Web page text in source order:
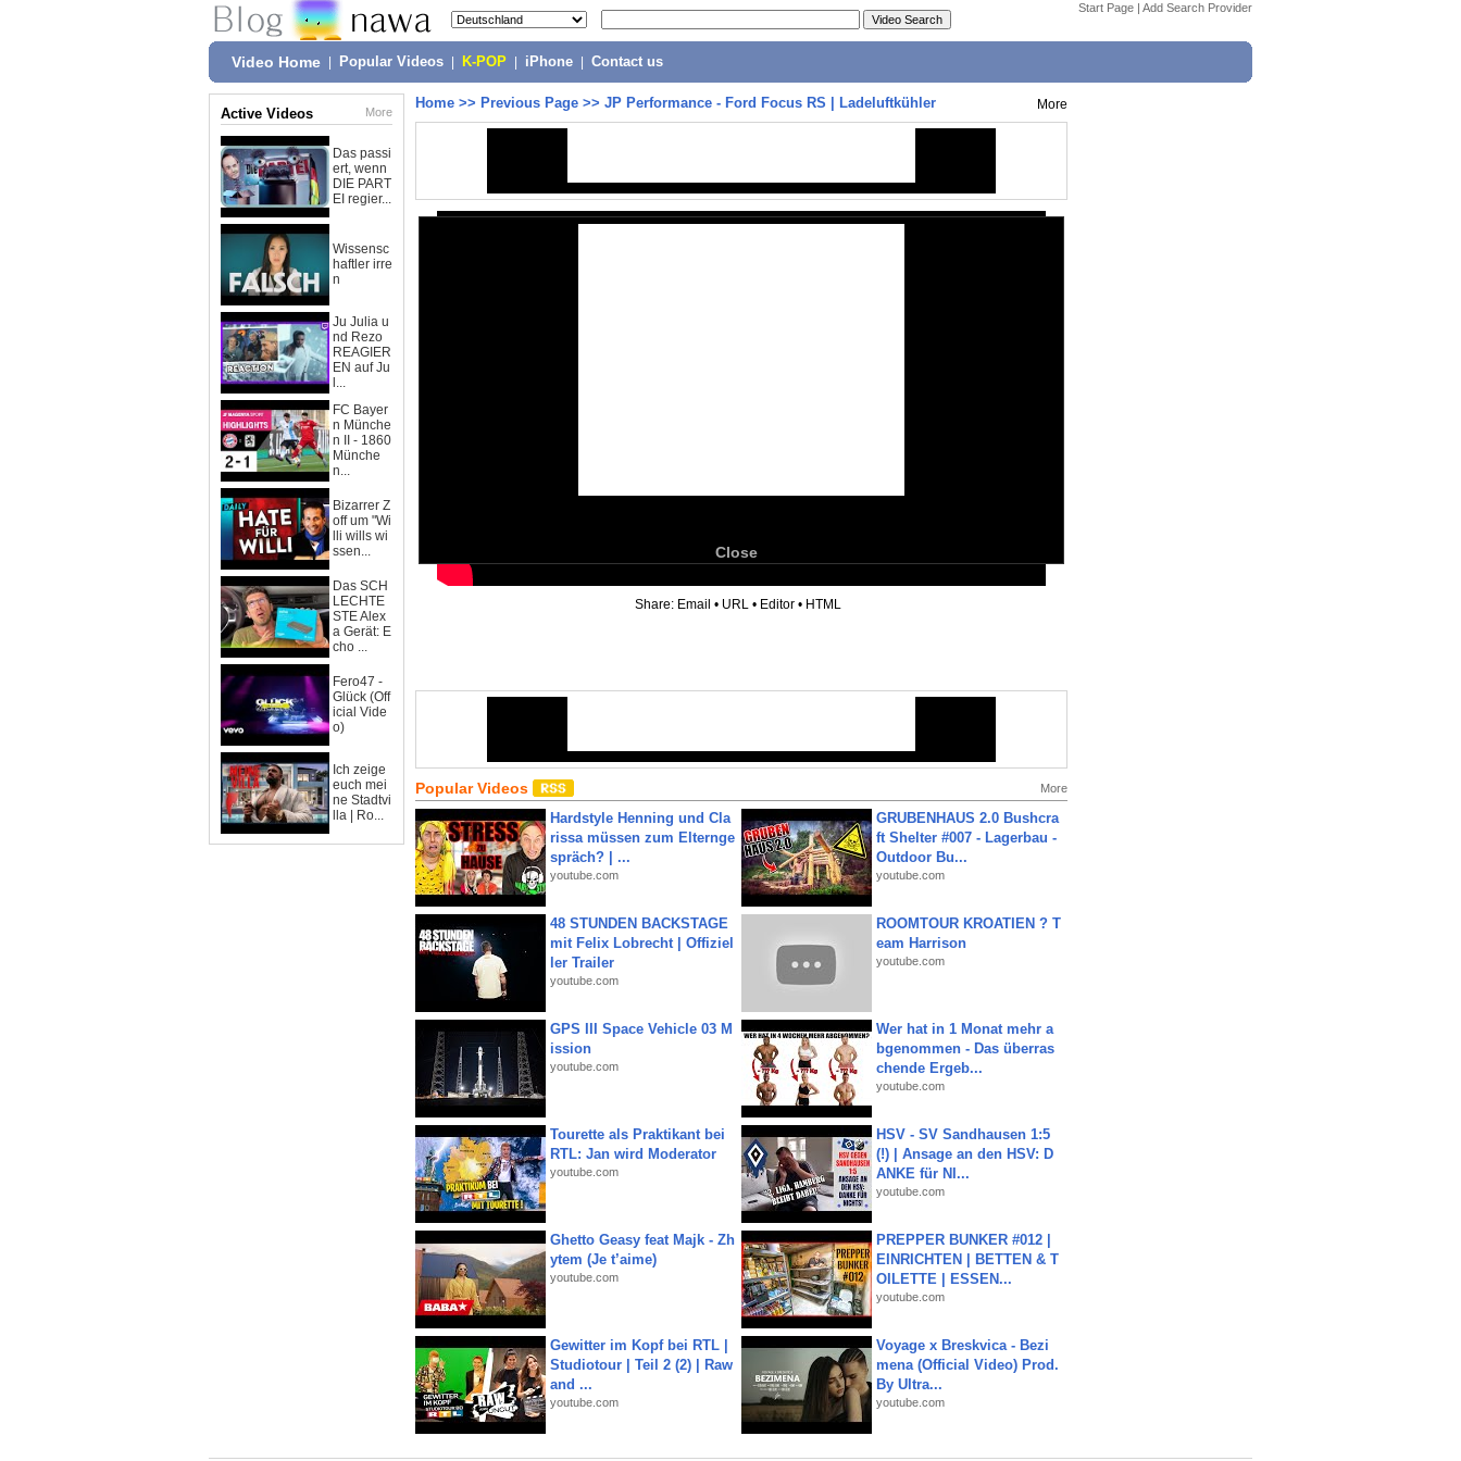
Start Page | Add Search Provider
Video Home Popular Videos K-POP iPhone Contact us
Active Videos More
Das passi
ert, wenn
DIE PART
EI regier...
Wissensc
haftler irre
n
Ju Julia u
nd Rezo
REAGIER
EN auf Ju
l...
FC Bayer
n Münche
n II - 1860
Münche
n...
Bizarrer Z
off um "Wi
lli wills wi
ssen...
Das SCH
LECHTE
STE Alex
a Gerät: E
cho ...
Fero47 -
Glück (Off
icial Vide
o)
Ich zeige
euch mei
ne Stadtvi
lla | Ro...
Home >> Previous Page >> JP Performance - Ford Focus RS | Ladeluftkühler More
Close
Share: Email • URL • Editor • HTML
Popular Videos More
Hardstyle Henning und Cla
rissa müssen zum Elternge
spräch? | ...
youtube.com
GRUBENHAUS 2.0 Bushcra
ft Shelter #007 - Lagerbau -
Outdoor Bu...
youtube.com
48 STUNDEN BACKSTAGE
mit Felix Lobrecht | Offiziel
ler Trailer
youtube.com
ROOMTOUR KROATIEN ? T
eam Harrison
youtube.com
GPS III Space Vehicle 03 M
ission
youtube.com
Wer hat in 1 Monat mehr a
bgenommen - Das überras
chende Ergeb...
youtube.com
Tourette als Praktikant bei
RTL: Jan wird Moderator
youtube.com
HSV - SV Sandhausen 1:5
(!) | Ansage an den HSV: D
ANKE für NI...
youtube.com
Ghetto Geasy feat Majk - Zh
ytem (Je t’aime)
youtube.com
PREPPER BUNKER #012 |
EINRICHTEN | BETTEN & T
OILETTE | ESSEN...
youtube.com
Gewitter im Kopf bei RTL |
Studiotour | Teil 2 (2) | Raw
and ...
youtube.com
Voyage x Breskvica - Bezi
mena (Official Video) Prod.
By Ultra...
youtube.com